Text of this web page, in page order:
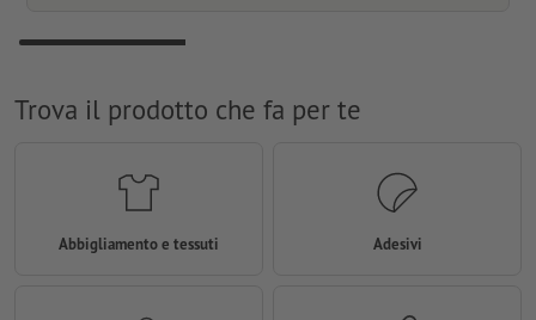
Trova il prodotto che fa per te
Abbigliamento e tessuti Adesivi